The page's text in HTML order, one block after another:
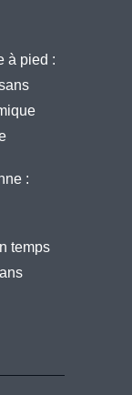
à pied :
:
temps